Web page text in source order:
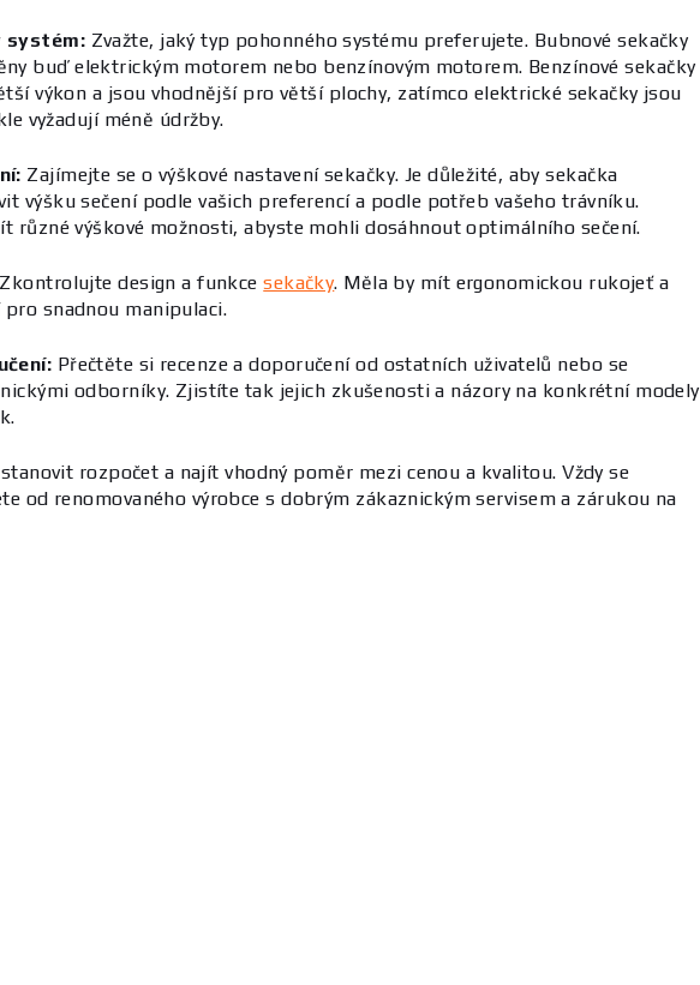
systém: Zvažte, jaký typ pohonného systému preferujete. Bubnové sekačky
buď elektrickým motorem nebo benzínovým motorem. Benzínové sekačky
výkon a jsou vhodnější pro větší plochy, zatímco elektrické sekačky jsou
vyžadují méně údržby.
Zajímejte se o výškové nastavení sekačky. Je důležité, aby sekačka
výšku sečení podle vašich preferencí a podle potřeb vašeho trávníku.
různé výškové možnosti, abyste mohli dosáhnout optimálního sečení.
Zkontrolujte design a funkcesekačky. Měla by mít ergonomickou rukojeť a
snadnou manipulaci.
Přečtěte si recenze a doporučení od ostatních uživatelů nebo se
odborníky. Zjistíte tak jejich zkušenosti a názory na konkrétní modely
rozpočet a najít vhodný poměr mezi cenou a kvalitou. Vždy se
od renomovaného výrobce s dobrým zákaznickým servisem a zárukou na